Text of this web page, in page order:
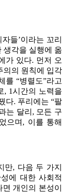
들’이라는 꼬리
생각을 실행에 옮
가 있다. 먼저 오
의의 원칙에 입각
를 “병렬도”라고
, 1시간의 노력을
다. 푸리에는 “팔
는 달리, 모든 구
으며, 이를 통해
만, 다음 두 가지
에 대한 사회적
개인의 본성이